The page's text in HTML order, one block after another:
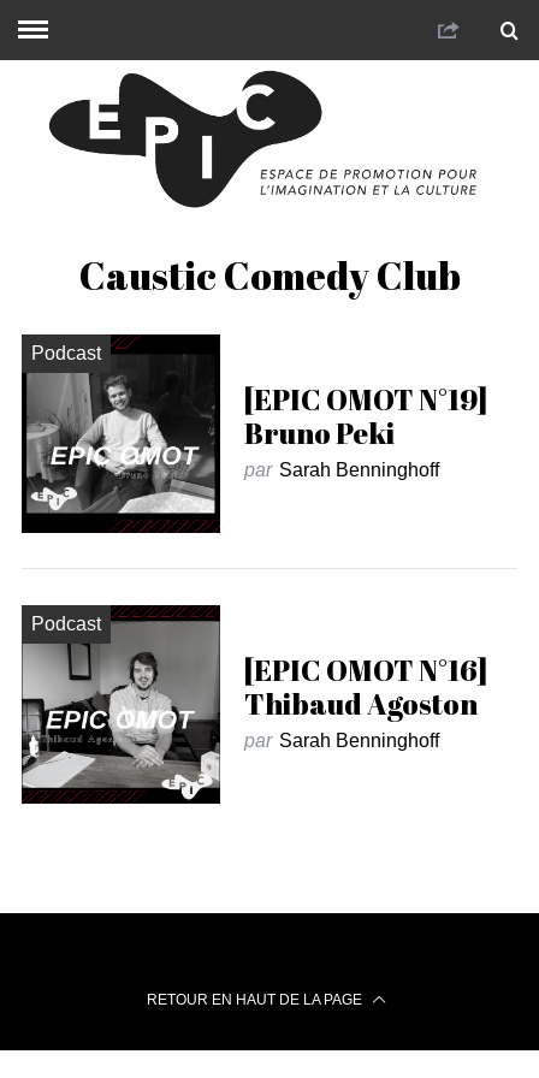
Caustic Comedy Club
Podcast
[EPIC OMOT N°19]
Bruno Peki
par Sarah Benninghoff
Podcast
[EPIC OMOT N°16]
Thibaud Agoston
par Sarah Benninghoff
RETOUR EN HAUT DE LA PAGE